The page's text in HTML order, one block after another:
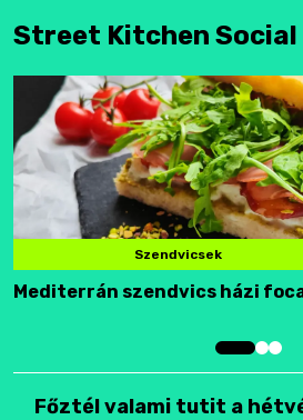
Street Kitchen
Szendvicsek
Mediterrán szendvics házi
Főztél valami tutit a